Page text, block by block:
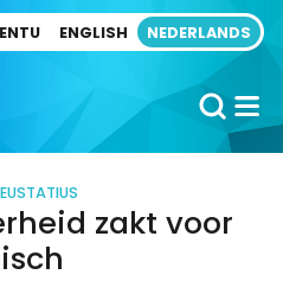
ENGLISH NEDERLANDS
zakt voor